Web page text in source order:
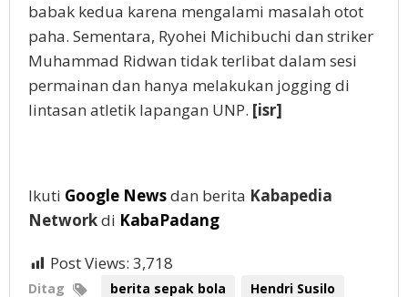
babak kedua karena mengalami masalah otot
paha. Sementara, Ryohei Michibuchi dan striker
Muhammad Ridwan tidak terlibat dalam sesi
permainan dan hanya melakukan jogging di
lintasan atletik lapangan UNP. [isr]
Ikuti Google Newsdan berita Kabapedia
Networkdi KabaPadang
Post Views: 3,718
Ditag berita sepak bola
Hendri Susilo